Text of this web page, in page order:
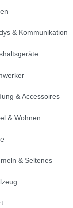
& Kommunikation
& Accessoires
& Wohnen
& Seltenes